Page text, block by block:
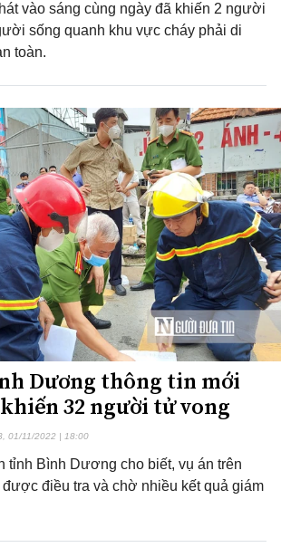
vào sáng cùng ngày đã khiến 2 người
sống quanh khu vực cháy phải di
toàn.
Dương thông tin mới
32 người tử vong
01/11/2022 | 18:00
tỉnh Bình Dương cho biết, vụ án trên
điều tra và chờ nhiều kết quả giám